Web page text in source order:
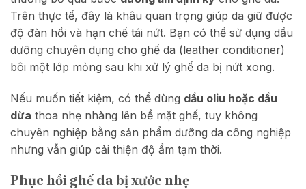
Trên thực tế, đây là khâu quan trọng giúp da giữ được
độ đàn hồi và hạn chế tái nứt. Bạn có thể sử dụng dầu
dưỡng chuyên dụng cho ghế da (leather conditioner)
bôi một lớp mỏng sau khi xử lý ghế da bị nứt xong.
Nếu muốn tiết kiệm, có thể dùng dầu oliu hoặc dầu
dừa thoa nhẹ nhàng lên bề mặt ghế, tuy không
chuyên nghiệp bằng sản phẩm dưỡng da công nghiệp
nhưng vẫn giúp cải thiện độ ẩm tạm thời.
Phục hồi ghế da bị xước nhẹ